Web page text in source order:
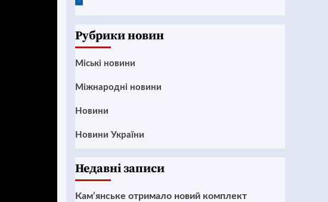
Рубрики новин
Mіські новини
Міжнародні новини
Новини
Новини України
Недавні записи
Кам’янське отримало новий комплект